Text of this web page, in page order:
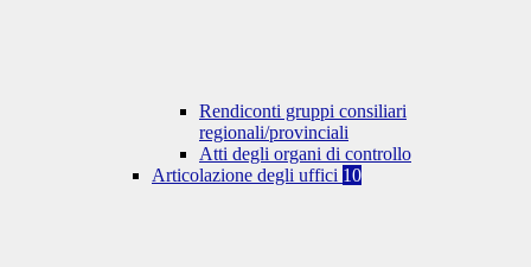
Rendiconti gruppi consiliari
regionali/provinciali
Atti degli organi di controllo
Articolazione degli uffici 10